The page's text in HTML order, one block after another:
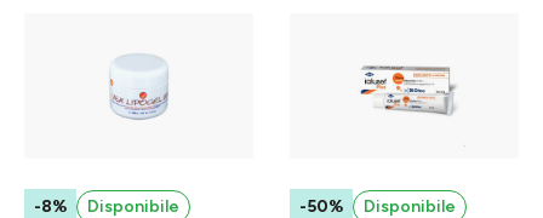
-8%
Disponibile
-50%
Disponibile